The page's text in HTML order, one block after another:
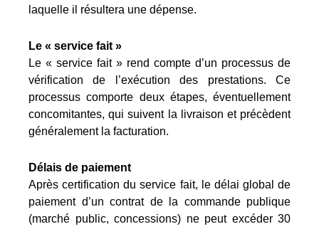
laquelle il résultera une dépense.
Le « service fait »
Le « service fait » rend compte d’un processus de
vérification de l’exécution des prestations. Ce
processus comporte deux étapes, éventuellement
concomitantes, qui suivent la livraison et précèdent
généralement la facturation.
Délais de paiement
Après certification du service fait, le délai global de
paiement d’un contrat de la commande publique
(marché public, concessions) ne peut excéder 30